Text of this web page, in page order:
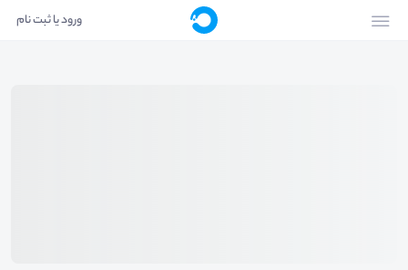
ورود یا ثبت نام